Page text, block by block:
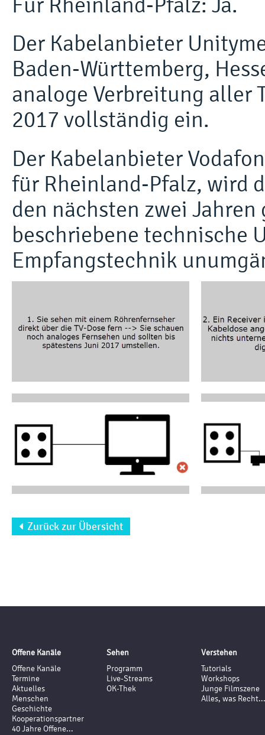
Der Kabelanbieter
Baden-Württemberg,
analoge Verbreitung aller
2017 vollständig ein.
Der Kabelanbieter
für Rheinland-Pfalz, wird
den nächsten zwei
beschriebene technische
Empfangstechnik
Zurück zur Übersicht
Offene Kanäle
Offene Kanäle
Termine
Aktuelles
Menschen
Geschichte
Kooperationspartner
40 Jahre Offene...
Sehen
Programm
Live-Streams
OK-Thek
Verstehen
Tutorials
Workshops
Junge Filmszene
Alles, was Recht...